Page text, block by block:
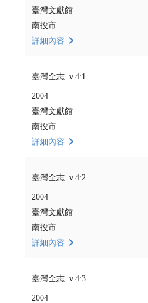
臺灣文獻館
南投市
詳細內容
臺灣全志 v.4:1
2004
臺灣文獻館
南投市
詳細內容
臺灣全志 v.4:2
2004
臺灣文獻館
南投市
詳細內容
臺灣全志 v.4:3
2004